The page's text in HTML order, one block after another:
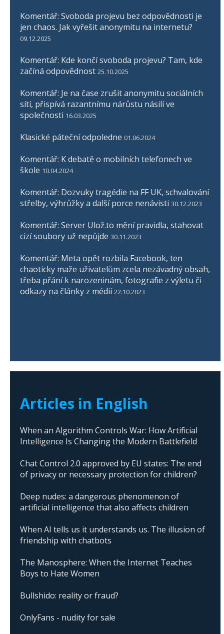
Komentář: Svoboda projevu bez odpovědnosti je
jen chaos. Jak vyřešit anonymitu na internetu?
09.12.2025
Komentář: Kde končí svoboda projevu? Tam, kde
začíná odpovědnost 25.10.2025
Komentář: Je na čase zrušit anonymitu sociálních
sítí, přispívá razantnímu nárůstu násilí ve
společnosti 16.03.2025
Klasické páteční odpoledne 01.06.2024
Komentář: K debatě o mobilních telefonech ve
škole 10.04.2024
Komentář: Dozvuky tragédie na FF UK, schvalování
střelby, výhrůžky a další porce nenávisti 30.12.2023
Komentář: Server Ulož.to mění pravidla, stahovat
cizí soubory už nepůjde 30.11.2023
Komentář: Meta opět rozbila Facebook, ten
chaoticky maže uživatelům zcela nezávadný obsah,
třeba přání k narozeninám, fotografie z výletu či
odkazy na články z médií 22.10.2023
Articles in English
When an Algorithm Controls War: How Artificial
Intelligence Is Changing the Modern Battlefield
Chat Control 2.0 approved by EU states: The end
of privacy or necessary protection for children?
Deep nudes: a dangerous phenomenon of
artificial intelligence that also affects children
When AI tells us it understands us. The illusion of
friendship with chatbots
The Manosphere: When the Internet Teaches
Boys to Hate Women
Bullshido: reality or fraud?
OnlyFans - nudity for sale